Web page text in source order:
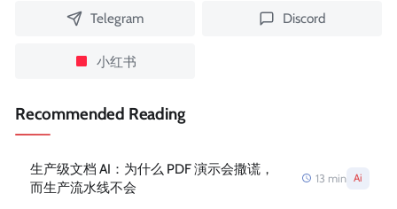
Telegram Discord
小红书
Recommended Reading
生产级文档 AI：为什么 PDF 演示会撒谎，
而生产流水线不会
13 min Ai